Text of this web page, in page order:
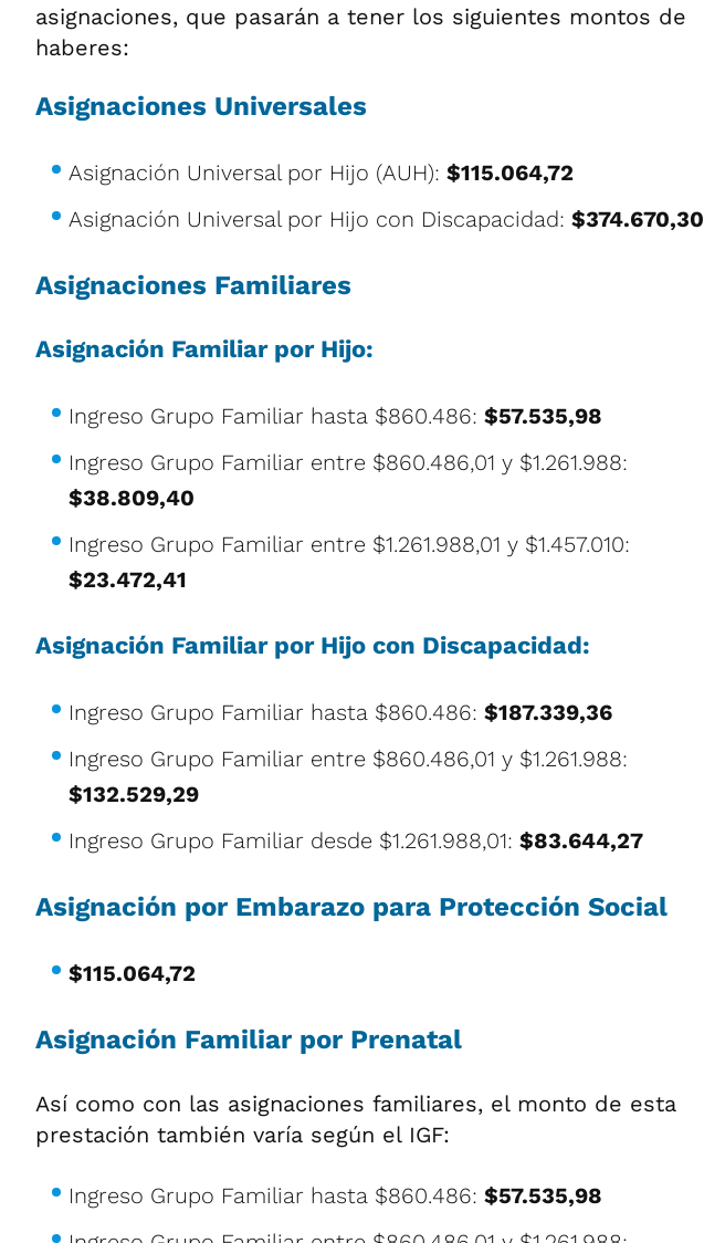
asignaciones, que pasarán a tener los siguientes montos de
haberes:
Asignaciones Universales
Asignación Universal por Hijo (AUH): $115.064,72
Asignación Universal por Hijo con Discapacidad: $374.670,30
Asignaciones Familiares
Asignación Familiar por Hijo:
Ingreso Grupo Familiar hasta $860.486: $57.535,98
Ingreso Grupo Familiar entre $860.486,01 y $1.261.988:
$38.809,40
Ingreso Grupo Familiar entre $1.261.988,01 y $1.457.010:
$23.472,41
Asignación Familiar por Hijo con Discapacidad:
Ingreso Grupo Familiar hasta $860.486: $187.339,36
Ingreso Grupo Familiar entre $860.486,01 y $1.261.988:
$132.529,29
Ingreso Grupo Familiar desde $1.261.988,01: $83.644,27
Asignación por Embarazo para Protección Social
$115.064,72
Asignación Familiar por Prenatal
Así como con las asignaciones familiares, el monto de esta
prestación también varía según el IGF:
Ingreso Grupo Familiar hasta $860.486: $57.535,98